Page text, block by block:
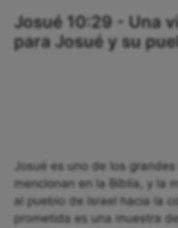
Josué 10:29 - Una
para Josué y su
Josué es uno de los
mencionan en la Biblia, y la
al pueblo de Israel hacia la
prometida es una muestra